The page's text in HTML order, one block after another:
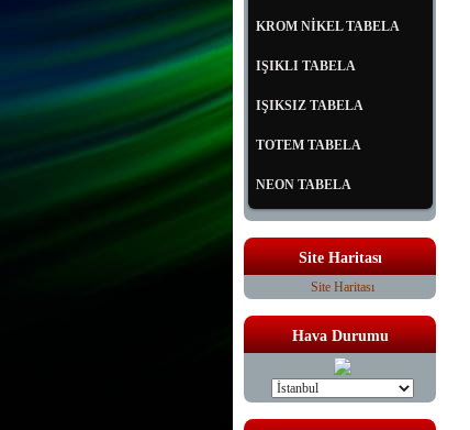
KROM NİKEL TABELA
IŞIKLI TABELA
IŞIKSIZ TABELA
TOTEM TABELA
NEON TABELA
Site Haritası
Site Haritası
Hava Durumu